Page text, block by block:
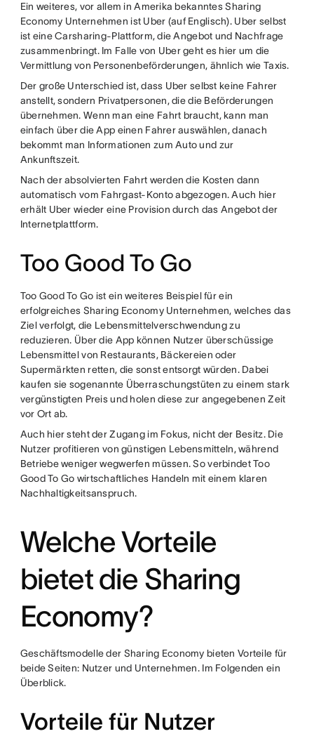
Ein weiteres, vor allem in Amerika bekanntes Sharing
Economy Unternehmen ist Uber (auf Englisch). Uber selbst
ist eine Carsharing-Plattform, die Angebot und Nachfrage
zusammenbringt. Im Falle von Uber geht es hier um die
Vermittlung von Personenbeförderungen, ähnlich wie Taxis.
Der große Unterschied ist, dass Uber selbst keine Fahrer
anstellt, sondern Privatpersonen, die die Beförderungen
übernehmen. Wenn man eine Fahrt braucht, kann man
einfach über die App einen Fahrer auswählen, danach
bekommt man Informationen zum Auto und zur
Ankunftszeit.
Nach der absolvierten Fahrt werden die Kosten dann
automatisch vom Fahrgast-Konto abgezogen. Auch hier
erhält Uber wieder eine Provision durch das Angebot der
Internetplattform.
Too Good To Go
Too Good To Go ist ein weiteres Beispiel für ein
erfolgreiches Sharing Economy Unternehmen, welches das
Ziel verfolgt, die Lebensmittelverschwendung zu
reduzieren. Über die App können Nutzer überschüssige
Lebensmittel von Restaurants, Bäckereien oder
Supermärkten retten, die sonst entsorgt würden. Dabei
kaufen sie sogenannte Überraschungstüten zu einem stark
vergünstigten Preis und holen diese zur angegebenen Zeit
vor Ort ab.
Auch hier steht der Zugang im Fokus, nicht der Besitz. Die
Nutzer profitieren von günstigen Lebensmitteln, während
Betriebe weniger wegwerfen müssen. So verbindet Too
Good To Go wirtschaftliches Handeln mit einem klaren
Nachhaltigkeitsanspruch.
Welche Vorteile
bietet die Sharing
Economy?
Geschäftsmodelle der Sharing Economy bieten Vorteile für
beide Seiten: Nutzer und Unternehmen. Im Folgenden ein
Überblick.
Vorteile für Nutzer